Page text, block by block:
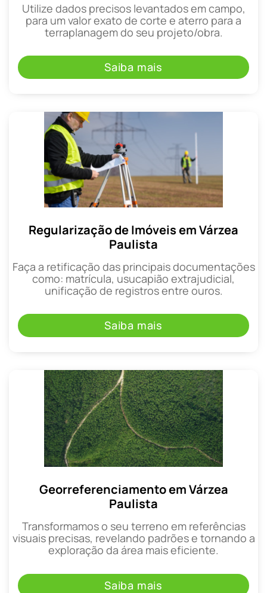
Utilize dados precisos levantados em campo,
para um valor exato de corte e aterro para a
terraplanagem do seu projeto/obra.
Saiba mais
Regularização de Imóveis em Várzea
Paulista
Faça a retificação das principais documentações
como: matrícula, usucapião extrajudicial,
unificação de registros entre ouros.
Saiba mais
Georreferenciamento em Várzea
Paulista
Transformamos o seu terreno em referências
visuais precisas, revelando padrões e tornando a
exploração da área mais eficiente.
Saiba mais